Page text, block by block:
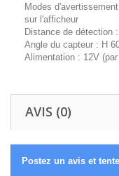
Modes
sur l'afficheur
Distance de détection
Angle du capteur : H
Alimentation : 12V
AVIS (0)
Postez un avis et